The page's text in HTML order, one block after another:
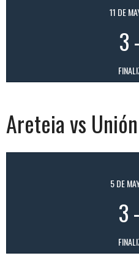
11 DE
3-
Areteia vs
5 DE
3-